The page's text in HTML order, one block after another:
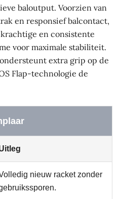
baloutput. Voorzien van
en responsief balcontact,
en consistente
voor maximale stabiliteit.
extra grip op de
Flap-technologie de
nieuw racket zonder